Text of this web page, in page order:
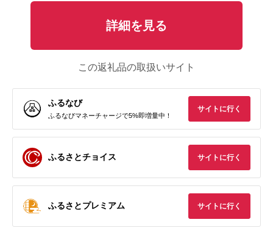
詳細を見る
この返礼品の取扱いサイト
ふるなび
ふるなびマネーチャージで5%即増量中！
サイトに行く
ふるさとチョイス サイトに行く
ふるさとプレミアム サイトに行く